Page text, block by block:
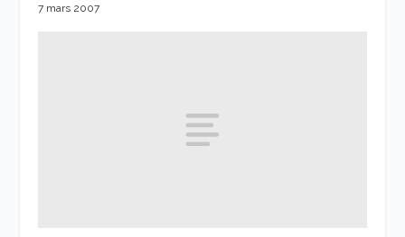
7 mars 2007